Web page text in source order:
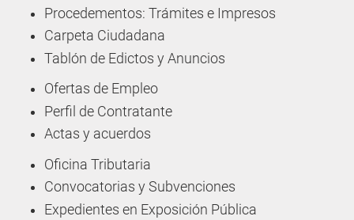
Procedementos: Trámites e Impresos
Carpeta Ciudadana
Tablón de Edictos y Anuncios
Ofertas de Empleo
Perfil de Contratante
Actas y acuerdos
Oficina Tributaria
Convocatorias y Subvenciones
Expedientes en Exposición Pública